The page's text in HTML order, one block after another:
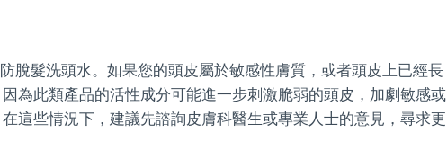
髮洗頭水。如果您的頭皮屬於敏感性膚質，或者頭皮上已經長
為此類產品的活性成分可能進一步刺激脆弱的頭皮，加劇敏感或
這些情況下，建議先諮詢皮膚科醫生或專業人士的意見，尋求更